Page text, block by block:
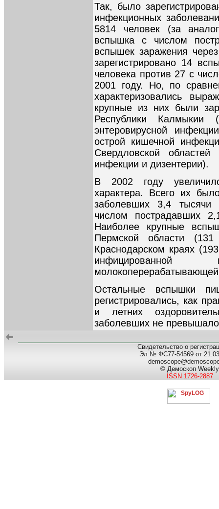
Так, было
инфекционных
5814 человек (за
вспышка с числом
вспышек заражения
зарегистрировано 14
человека против 27 с
2001 году. Но, по
характеризовались
крупные из них были
Республики Калмыкии
энтеровирусной
острой кишечной
Свердловской
инфекции и дизентерии).
В 2002 году
характера. Всего их
заболевших 3,4
числом пострадавших
Наиболее крупные
Пермской области
Краснодарском краях
инфицированной
Остальные вспышки
регистрировались, как
и летних
заболевших не
Свидетельство о
Эл № ФС77-54569 от
© Демоскоп Weekly
ISSN 1726-2887